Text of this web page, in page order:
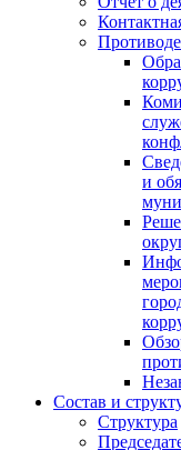
и
Состав и
Структура